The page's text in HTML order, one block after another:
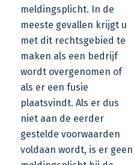
meldingsplicht. In de
meeste gevallen krijgt u
met dit rechtsgebied te
maken als een bedrijf
wordt overgenomen of
als er een fusie
plaatsvindt. Als er dus
niet aan de eerder
gestelde voorwaarden
voldaan wordt, is er geen